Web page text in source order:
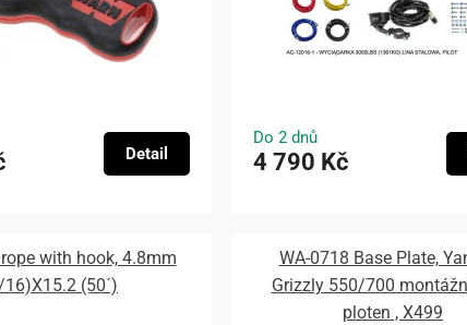
Detail
Do 2 dnů
4 790 Kč
with hook, 4.8mm
(50´)
WA-0718 Base Plate,
Grizzly 550/700
ploten , X499